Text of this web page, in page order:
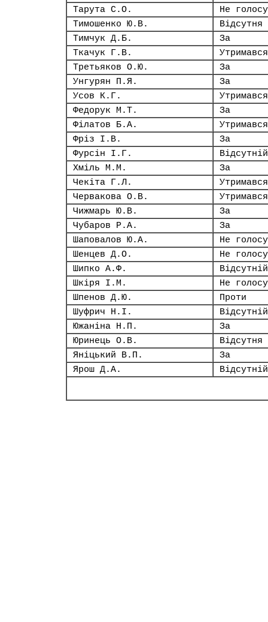
Тарута С.О.
Не
Тимошенко Ю.В.
Відсутня
Тимчук Д.Б.
За
Ткачук Г.В.
Утримався
Третьяков О.Ю.
За
Унгурян П.Я.
За
Усов К.Г.
Утримався
Федорук М.Т.
За
Філатов Б.А.
Утримався
Фріз І.В.
За
Фурсін І.Г.
Відсутній
Хміль М.М.
За
Чекіта Г.Л.
Утримався
Червакова О.В.
Утримався
Чижмарь Ю.В.
За
Чубаров Р.А.
За
Шаповалов Ю.А.
Не
Шенцев Д.О.
Не
Шипко А.Ф.
Відсутній
Шкіря І.М.
Не
Шпенов Д.Ю.
Проти
Шуфрич Н.І.
Відсутній
Южаніна Н.П.
За
Юринець О.В.
Відсутня
Яніцький В.П.
За
Ярош Д.А.
Відсутній